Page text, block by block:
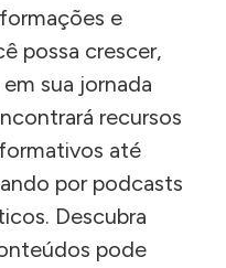
e
possa crescer,
sua jornada
recursos
até
por podcasts
Descubra
pode